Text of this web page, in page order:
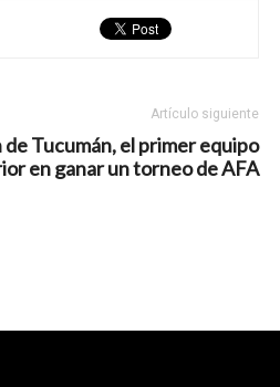
Artículo siguiente
Tucumán, el primer equipo
en ganar un torneo de AFA